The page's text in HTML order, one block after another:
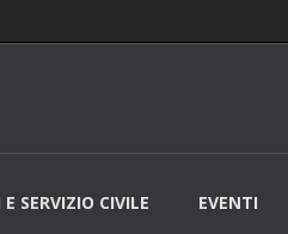
SERVIZIO CIVILE EVENTI